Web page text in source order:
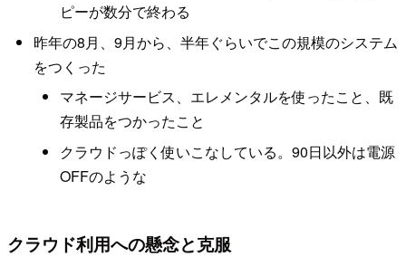
ピーが数分で終わる
昨年の8月、9月から、半年ぐらいでこの規模のシステム
をつくった
マネージサービス、エレメンタルを使ったこと、既
存製品をつかったこと
クラウドっぽく使いこなしている。90日以外は電源
OFFのような
クラウド利用への懸念と克服